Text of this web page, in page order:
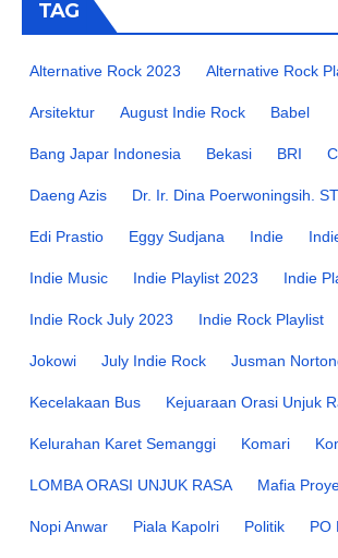
TAG
Alternative Rock 2023 Alternative Rock
Arsitektur August Indie Rock Babel
Bang Japar Indonesia Bekasi BRI
Daeng Azis Dr. Ir. Dina Poerwoningsih.
Edi Prastio Eggy Sudjana Indie
Indie Music Indie Playlist 2023 Indie
Indie Rock July 2023 Indie Rock Playlist
Jokowi July Indie Rock Jusman
Kecelakaan Bus Kejuaraan Orasi Unjuk
Kelurahan Karet Semanggi Komari
LOMBA ORASI UNJUK RASA Mafia
Nopi Anwar Piala Kapolri Politik PO